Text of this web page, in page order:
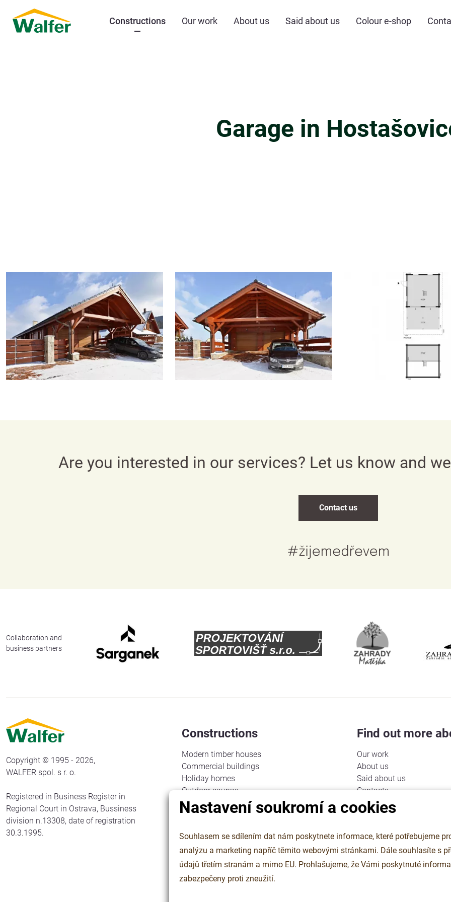
Constructions Our work About us Said about us Colour e-shop
Garage in
Are you interested in our services? Let us know and
Contact us
Collaboration and
business partners
Copyright © 1995 - 2026,
WALFER spol. s r. o.
Registered in Business Register in
Regional Court in Ostrava, Bussiness
division n.13308, date of registration
30.3.1995.
Constructions
Modern timber houses
Commercial buildings
Holiday homes
Outdoor saunas
Gazebos
Carports and garages
Carpentry constructions
Outdoor classrooms
Find out more
Our work
About us
Said about us
Contacts
Cookies
Personal data protection
Deutsch
Nastavení soukromí a cookies
Souhlasem se sdílením dat nám poskytnete informace, které potřebujeme
analýzu a marketing napříč těmito webovými stránkami. Dále souhlasíte s předáním
údajů třetím stranám a mimo EU. Prohlašujeme, že Vámi poskytnuté
zabezpečeny proti zneužití.